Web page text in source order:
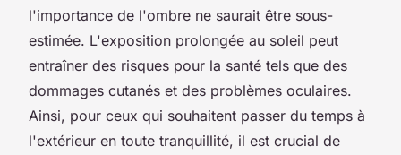
l'importance de l'ombre ne saurait être sous-
estimée. L'exposition prolongée au soleil peut
entraîner des risques pour la santé tels que des
dommages cutanés et des problèmes oculaires.
Ainsi, pour ceux qui souhaitent passer du temps à
l'extérieur en toute tranquillité, il est crucial de